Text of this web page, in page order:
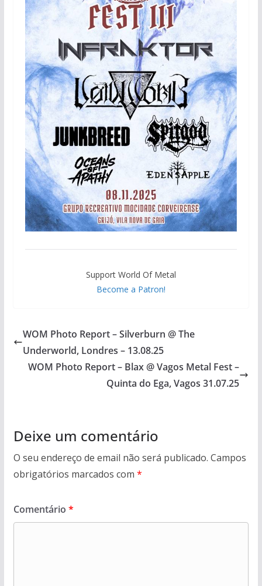
Support World Of Metal
Become a Patron!
WOM Photo Report – Silverburn @ The
Underworld, Londres – 13.08.25
WOM Photo Report – Blax @ Vagos Metal Fest –
Quinta do Ega, Vagos 31.07.25
Deixe um comentário
O seu endereço de email não será publicado. Campos
obrigatórios marcados com *
Comentário *